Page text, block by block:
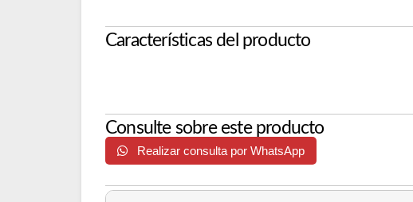
Características del producto
Consulte sobre este producto
Realizar consulta por WhatsApp